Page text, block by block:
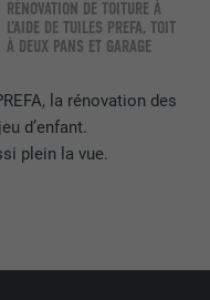
la rénovation des
d’enfant.
plein la vue.
RÉNOVATION DE TOITURE À
L’AIDE DE TUILES PREFA, TOIT
À DEUX PANS ET GARAGE
l'utilisation de